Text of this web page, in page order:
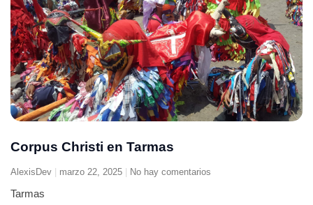
Corpus Christi en Tarmas
AlexisDev marzo 22, 2025 No hay comentarios
Tarmas